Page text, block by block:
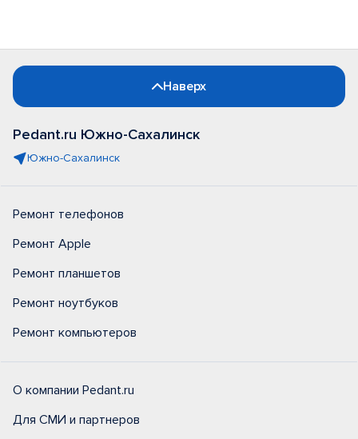
Наверх
Pedant.ru Южно-Сахалинск
Южно-Сахалинск
Ремонт телефонов
Ремонт Apple
Ремонт планшетов
Ремонт ноутбуков
Ремонт компьютеров
О компании Pedant.ru
Для СМИ и партнеров